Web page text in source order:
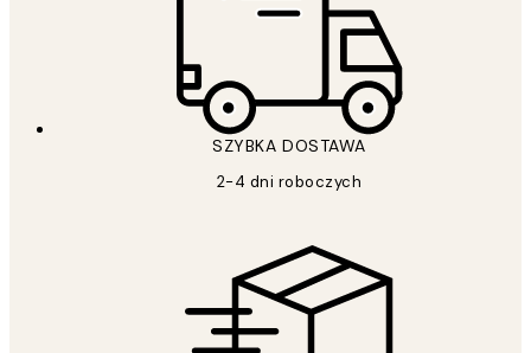
SZYBKA DOSTAWA
2-4 dni roboczych